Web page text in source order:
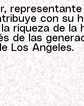
con su
riqueza de la
de las
Los Angeles.